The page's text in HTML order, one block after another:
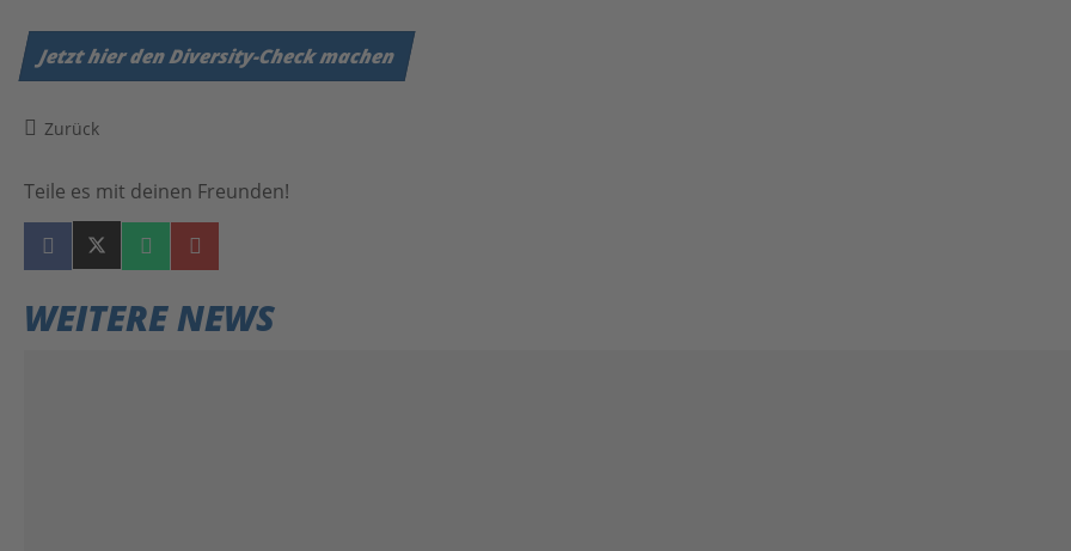
Partnersportkreise
Jetzt hier den Diversity-Check machen
Zurück
Teile es mit deinen Freunden!
WEITERE NEWS